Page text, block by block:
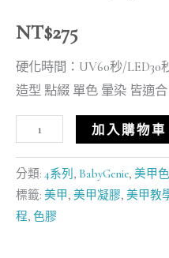
NT$275
硬化時間：UV60秒/
造型 點綴 單色 暈染 皆適合
加入購物車
分類: 4系列 , BabyGenie, 美甲
標籤: 美甲, 美甲凝膠, 美甲教
程, 色膠